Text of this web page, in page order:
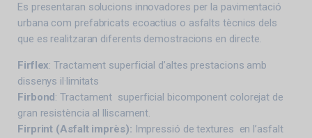
Es presentaran solucions innovadores per la pavimentació
urbana com prefabricats ecoactius o asfalts tècnics dels
que es realitzaran diferents demostracions en directe.
Firflex: Tractament superficial d’altes prestacions amb
dissenys il·limitats
Firbond: Tractament superficial bicomponent colorejat de
gran resistència al lliscament.
Firprint (Asfalt imprès): Impressió de textures en l’asfalt